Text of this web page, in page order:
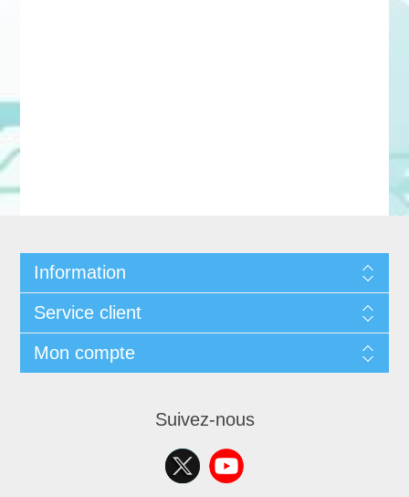
Information
Service client
Mon compte
Suivez-nous